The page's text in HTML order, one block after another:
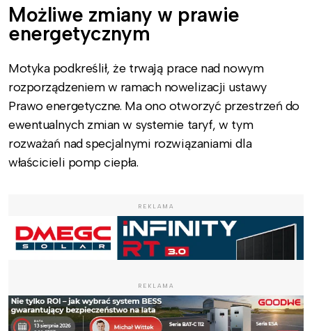
Możliwe zmiany w prawie
energetycznym
Motyka podkreślił, że trwają prace nad nowym
rozporządzeniem w ramach nowelizacji ustawy
Prawo energetyczne. Ma ono otworzyć przestrzeń do
ewentualnych zmian w systemie taryf, w tym
rozważań nad specjalnymi rozwiązaniami dla
właścicieli pomp ciepła.
REKLAMA
REKLAMA